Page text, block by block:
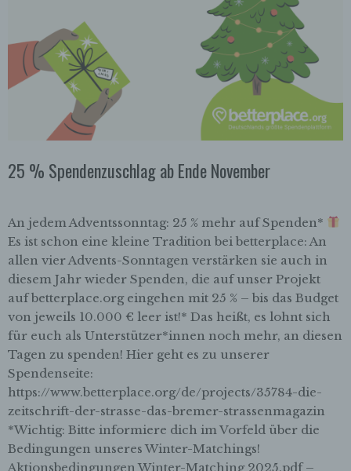
25 % Spendenzuschlag ab Ende November
An jedem Adventssonntag: 25 % mehr auf Spenden*
Es ist schon eine kleine Tradition bei betterplace: An
allen vier Advents-Sonntagen verstärken sie auch in
diesem Jahr wieder Spenden, die auf unser Projekt
auf betterplace.org eingehen mit 25 % – bis das Budget
von jeweils 10.000 € leer ist!* Das heißt, es lohnt sich
für euch als Unterstützer*innen noch mehr, an diesen
Tagen zu spenden! Hier geht es zu unserer
Spendenseite:
https://www.betterplace.org/de/projects/35784-die-
zeitschrift-der-strasse-das-bremer-strassenmagazin
*Wichtig: Bitte informiere dich im Vorfeld über die
Bedingungen unseres Winter-Matchings!
Aktionsbedingungen Winter-Matching 2025.pdf –